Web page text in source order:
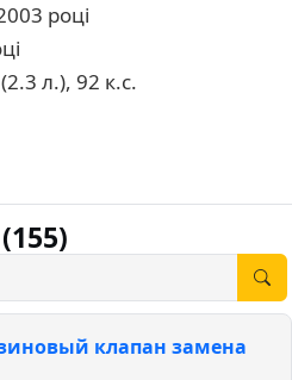
році
л.), 92 к.с.
клапан замена